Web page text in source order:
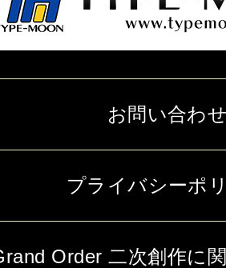
お問い合わ
プライバシーポ
Order 二次創作に